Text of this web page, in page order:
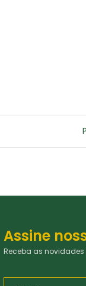
Assine
Receba as